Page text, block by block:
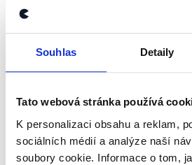
Souhlas Detaily
Tato webová stránka používá
K personalizaci obsahu a reklam,
sociálních médií a analýze naší
soubory cookie. Informace o tom,
Zůstaňme v kontaktu
Přihlaste se k odběru
kanálu, kde pravidelně
shrnutí nejzajímavějších